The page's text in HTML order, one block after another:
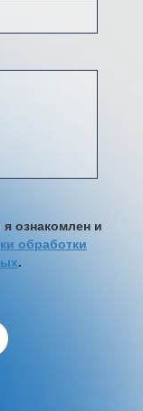
ознакомлен и
обработки
.